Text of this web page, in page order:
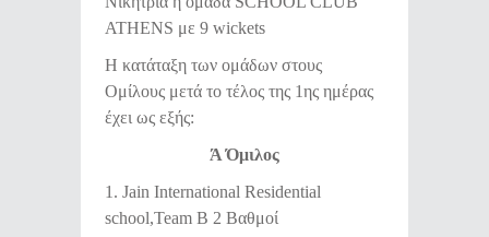
ATHENS με 9 wickets
H κατάταξη των ομάδων στους
Ομίλους μετά το τέλος της 1ης ημέρας
έχει ως εξής:
Ά Όμιλος
1. Jain International Residential
school,Team B 2 Βαθμοί